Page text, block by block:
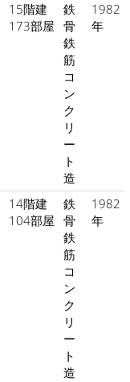
15階建
173部屋
鉄
骨
鉄
筋
コ
ン
ク
リ
ー
ト
造
1982
年
14階建
104部屋
鉄
骨
鉄
筋
コ
ン
ク
リ
ー
ト
造
1982
年